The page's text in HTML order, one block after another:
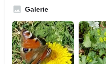
Galerie